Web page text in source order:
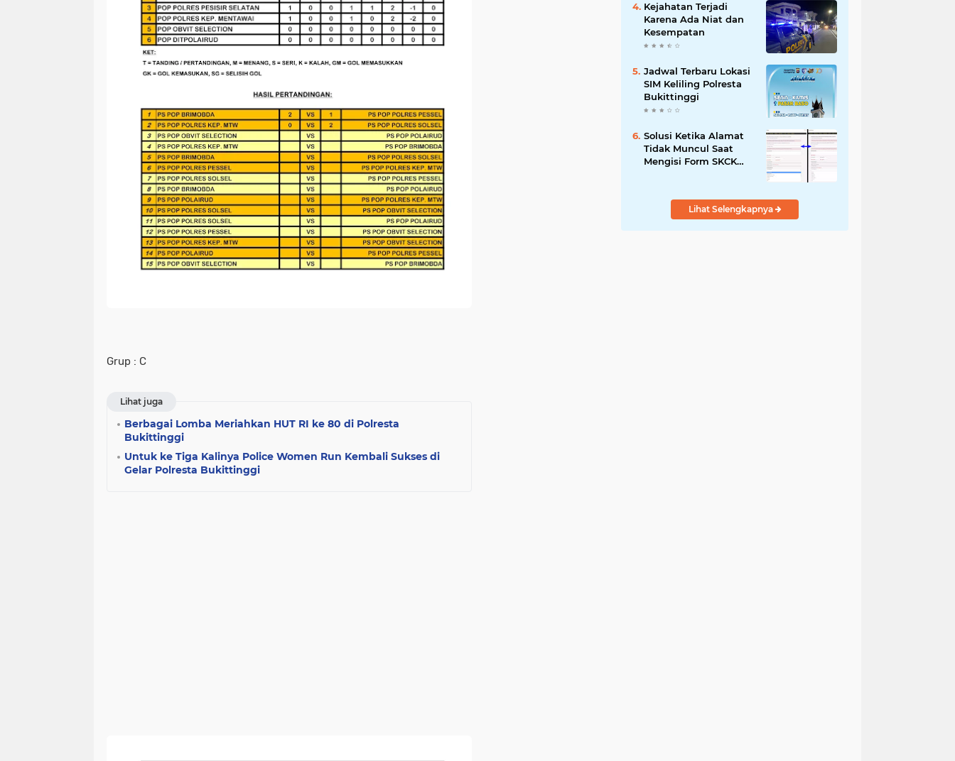
Grup : C
Lihat juga
Berbagai Lomba Meriahkan HUT RI ke 80 di Polresta
Bukittinggi
Untuk ke Tiga Kalinya Police Women Run Kembali Sukses di
Gelar Polresta Bukittinggi
Kejahatan Terjadi
Karena Ada Niat dan
Kesempatan
Jadwal Terbaru Lokasi
SIM Keliling Polresta
Bukittinggi
Solusi Ketika Alamat
Tidak Muncul Saat
Mengisi Form SKCK
Lihat Selengkapnya